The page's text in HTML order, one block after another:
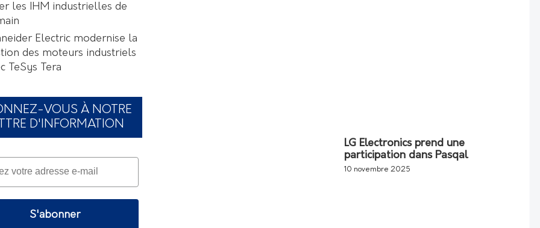
LG Electronics prend une
participation dans Pasqal
10 novembre 2025
les IHM industrielles de
Electric modernise la
des moteurs industriels
TeSys Tera
VOUS À NOTRE
D'INFORMATION
S'abonner